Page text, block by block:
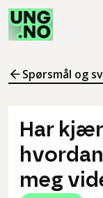
Spørsmål og
Har
meg